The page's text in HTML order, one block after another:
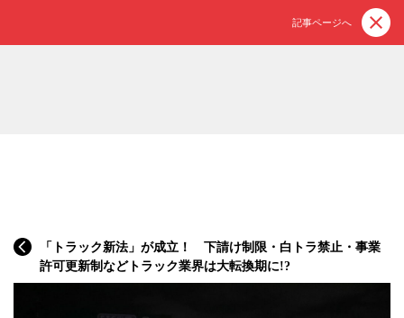
記事ページへ
「トラック新法」が成立！ 下請け制限・白トラ禁止・事業
許可更新制などトラック業界は大転換期に!?